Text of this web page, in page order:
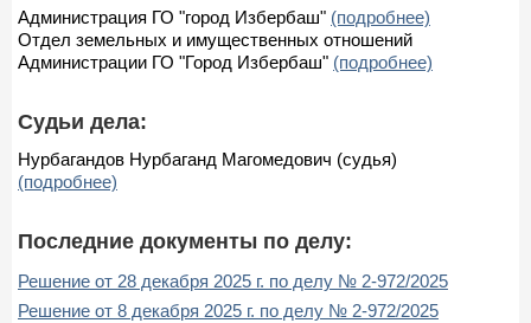
Администрация ГО "город Избербаш" (подробнее)
Отдел земельных и имущественных отношений
Администрации ГО "Город Избербаш" (подробнее)
Судьи дела:
Нурбагандов Нурбаганд Магомедович (судья)
(подробнее)
Последние документы по делу:
Решение от 28 декабря 2025 г. по делу № 2-972/2025
Решение от 8 декабря 2025 г. по делу № 2-972/2025